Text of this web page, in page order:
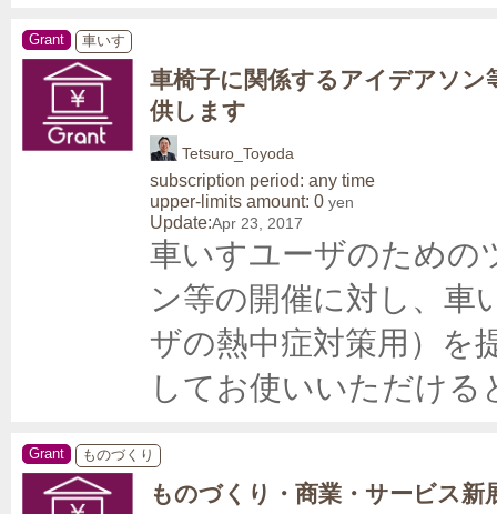
Grant 車いす
車椅子に関係するアイデアソン
供します
Tetsuro_Toyoda
subscription period: any time
upper-limits amount: 0 yen
Update:Apr 23, 2017
車いすユーザのための
ン等の開催に対し、車
ザの熱中症対策用）を
してお使いいただける
Grant ものづくり
ものづくり・商業・サービス新